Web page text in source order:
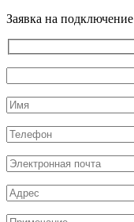
Заявка на подключение